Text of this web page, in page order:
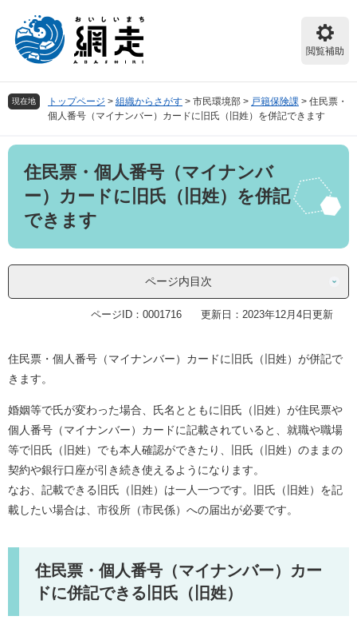
頭
で
飛
ば
閲覧補助
現在地 トップページ > 組織からさがす > 市民環境部 > 戸籍保険課 > 住民票・
個人番号（マイナンバー）カードに旧氏（旧姓）を併記できます
本
住民票・個人番号（マイナンバ
ー）カードに旧氏（旧姓）を併記
できます
ページ内目次
ページID：0001716 更新日：2023年12月4日更新
住民票・個人番号（マイナンバー）カードに旧氏（旧姓）が併記で
きます。
婚姻等で氏が変わった場合、氏名とともに旧氏（旧姓）が住民票や
個人番号（マイナンバー）カードに記載されていると、就職や職場
等で旧氏（旧姓）でも本人確認ができたり、旧氏（旧姓）のままの
契約や銀行口座が引き続き使えるようになります。
なお、記載できる旧氏（旧姓）は一人一つです。旧氏（旧姓）を記
載したい場合は、市役所（市民係）への届出が必要です。
住民票・個人番号（マイナンバー）カー
ドに併記できる旧氏（旧姓）